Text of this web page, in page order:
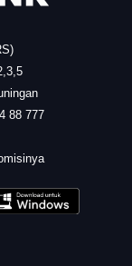
88 777